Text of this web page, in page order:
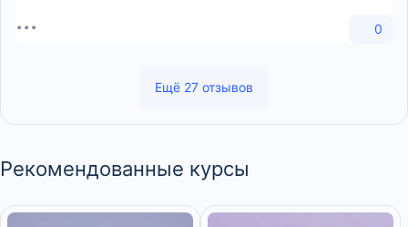
0
Ещё 27 отзывов
Рекомендованные курсы